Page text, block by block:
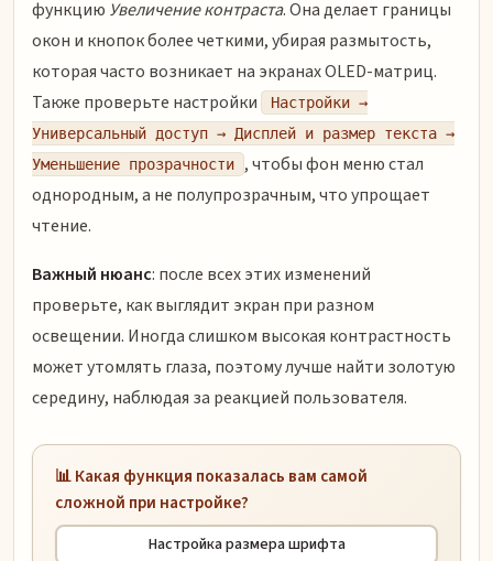
функцию Увеличение контраста. Она делает границы
окон и кнопок более четкими, убирая размытость,
которая часто возникает на экранах OLED-матриц.
Также проверьте настройки
Настройки →
Универсальный доступ → Дисплей и размер текста →
Уменьшение прозрачности
, чтобы фон меню стал
однородным, а не полупрозрачным, что упрощает
чтение.
Важный нюанс: после всех этих изменений
проверьте, как выглядит экран при разном
освещении. Иногда слишком высокая контрастность
может утомлять глаза, поэтому лучше найти золотую
середину, наблюдая за реакцией пользователя.
📊 Какая функция показалась вам самой
сложной при настройке?
Настройка размера шрифта